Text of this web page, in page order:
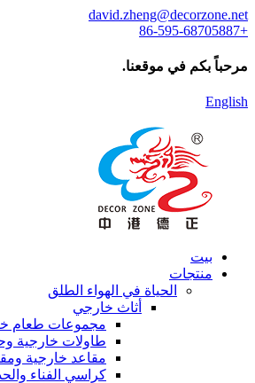
david.zheng@decorzone.net
+86-595-68705887
مرحباً بكم في موقعنا.
English
بيت
منتجات
الحياة في الهواء الطلق
أثاث خارجي
مجموعات طعام
طاولات خارجية
مقاعد خارجية
كراسي الفناء